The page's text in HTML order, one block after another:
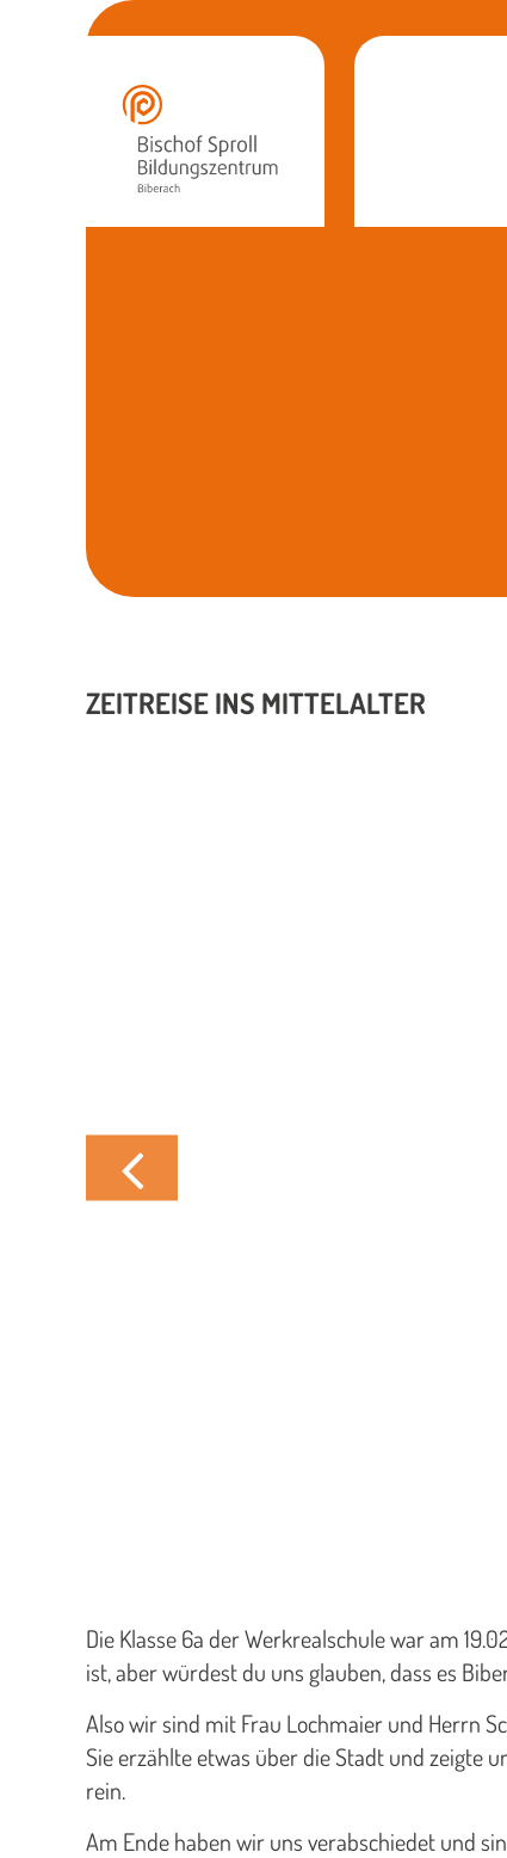
ZEITREISE INS MITTELALTER
Die Klasse 6a der Werkrealschule war am
ist, aber würdest du uns glauben, dass es
Also wir sind mit Frau Lochmaier und Herrn
Sie erzählte etwas über die Stadt und zeigte
rein.
Am Ende haben wir uns verabschiedet und